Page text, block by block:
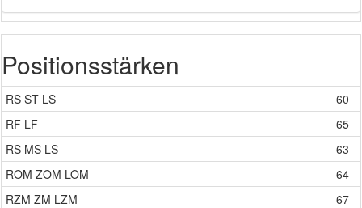
Positionsstärken
RS ST LS
60
RF LF
65
RS MS LS
63
ROM ZOM LOM
64
RZM ZM LZM
67